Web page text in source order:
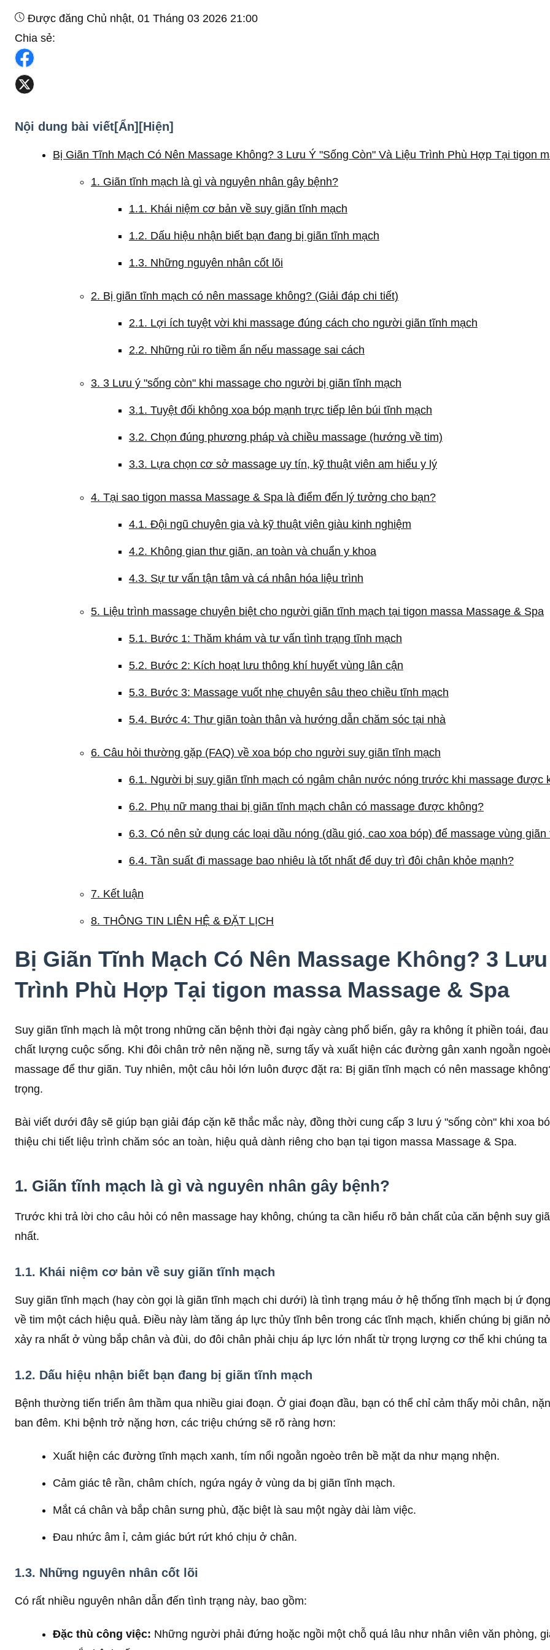
Được đăng Chủ nhật, 01 Tháng 03 2026 21:00
Chia sẻ:
Nội dung bài viết[Ẩn] [Hiện]
Bị Giãn Tĩnh Mạch Có Nên Massage Không? 3 Lưu Ý "Sống Còn" Và Liệu Trình Phù Hợp Tại tigon
1. Giãn tĩnh mạch là gì và nguyên nhân gây bệnh?
1.1. Khái niệm cơ bản về suy giãn tĩnh mạch
1.2. Dấu hiệu nhận biết bạn đang bị giãn tĩnh mạch
1.3. Những nguyên nhân cốt lõi
2. Bị giãn tĩnh mạch có nên massage không? (Giải đáp chi tiết)
2.1. Lợi ích tuyệt vời khi massage đúng cách cho người giãn tĩnh mạch
2.2. Những rủi ro tiềm ẩn nếu massage sai cách
3. 3 Lưu ý "sống còn" khi massage cho người bị giãn tĩnh mạch
3.1. Tuyệt đối không xoa bóp mạnh trực tiếp lên búi tĩnh mạch
3.2. Chọn đúng phương pháp và chiều massage (hướng về tim)
3.3. Lựa chọn cơ sở massage uy tín, kỹ thuật viên am hiểu y lý
4. Tại sao tigon massa Massage & Spa là điểm đến lý tưởng cho bạn?
4.1. Đội ngũ chuyên gia và kỹ thuật viên giàu kinh nghiệm
4.2. Không gian thư giãn, an toàn và chuẩn y khoa
4.3. Sự tư vấn tận tâm và cá nhân hóa liệu trình
5. Liệu trình massage chuyên biệt cho người giãn tĩnh mạch tại tigon massa Massage & Spa
5.1. Bước 1: Thăm khám và tư vấn tình trạng tĩnh mạch
5.2. Bước 2: Kích hoạt lưu thông khí huyết vùng lân cận
5.3. Bước 3: Massage vuốt nhẹ chuyên sâu theo chiều tĩnh mạch
5.4. Bước 4: Thư giãn toàn thân và hướng dẫn chăm sóc tại nhà
6. Câu hỏi thường gặp (FAQ) về xoa bóp cho người suy giãn tĩnh mạch
6.1. Người bị suy giãn tĩnh mạch có ngâm chân nước nóng trước khi massage được
6.2. Phụ nữ mang thai bị giãn tĩnh mạch chân có massage được không?
6.3. Có nên sử dụng các loại dầu nóng (dầu gió, cao xoa bóp) để massage vùng
6.4. Tần suất đi massage bao nhiêu là tốt nhất để duy trì đôi chân khỏe mạnh?
7. Kết luận
8. THÔNG TIN LIÊN HỆ & ĐẶT LỊCH
Bị Giãn Tĩnh Mạch Có Nên Massage Không? 3
Trình Phù Hợp Tại tigon massa Massage & Spa
Suy giãn tĩnh mạch là một trong những căn bệnh thời đại ngày càng phổ biến, gây ra không ít phiền toái,
chất lượng cuộc sống. Khi đôi chân trở nên nặng nề, sưng tấy và xuất hiện các đường gân xanh ngoằn
massage để thư giãn. Tuy nhiên, một câu hỏi lớn luôn được đặt ra: Bị giãn tĩnh mạch có nên massage
trọng.
Bài viết dưới đây sẽ giúp bạn giải đáp cặn kẽ thắc mắc này, đồng thời cung cấp 3 lưu ý "sống còn" khi xoa
thiệu chi tiết liệu trình chăm sóc an toàn, hiệu quả dành riêng cho bạn tại tigon massa Massage & Spa.
1. Giãn tĩnh mạch là gì và nguyên nhân gây bệnh?
Trước khi trả lời cho câu hỏi có nên massage hay không, chúng ta cần hiểu rõ bản chất của căn bệnh suy
nhất.
1.1. Khái niệm cơ bản về suy giãn tĩnh mạch
Suy giãn tĩnh mạch (hay còn gọi là giãn tĩnh mạch chi dưới) là tình trạng máu ở hệ thống tĩnh mạch bị ứ
về tim một cách hiệu quả. Điều này làm tăng áp lực thủy tĩnh bên trong các tĩnh mạch, khiến chúng bị giãn
xảy ra nhất ở vùng bắp chân và đùi, do đôi chân phải chịu áp lực lớn nhất từ trọng lượng cơ thể khi chúng
1.2. Dấu hiệu nhận biết bạn đang bị giãn tĩnh mạch
Bệnh thường tiến triển âm thầm qua nhiều giai đoạn. Ở giai đoạn đầu, bạn có thể chỉ cảm thấy mỏi chân,
ban đêm. Khi bệnh trở nặng hơn, các triệu chứng sẽ rõ ràng hơn:
Xuất hiện các đường tĩnh mạch xanh, tím nổi ngoằn ngoèo trên bề mặt da như mạng nhện.
Cảm giác tê rần, châm chích, ngứa ngáy ở vùng da bị giãn tĩnh mạch.
Mắt cá chân và bắp chân sưng phù, đặc biệt là sau một ngày dài làm việc.
Đau nhức âm ỉ, cảm giác bứt rứt khó chịu ở chân.
1.3. Những nguyên nhân cốt lõi
Có rất nhiều nguyên nhân dẫn đến tình trạng này, bao gồm:
Đặc thù công việc: Những người phải đứng hoặc ngồi một chỗ quá lâu như nhân viên văn phòng,